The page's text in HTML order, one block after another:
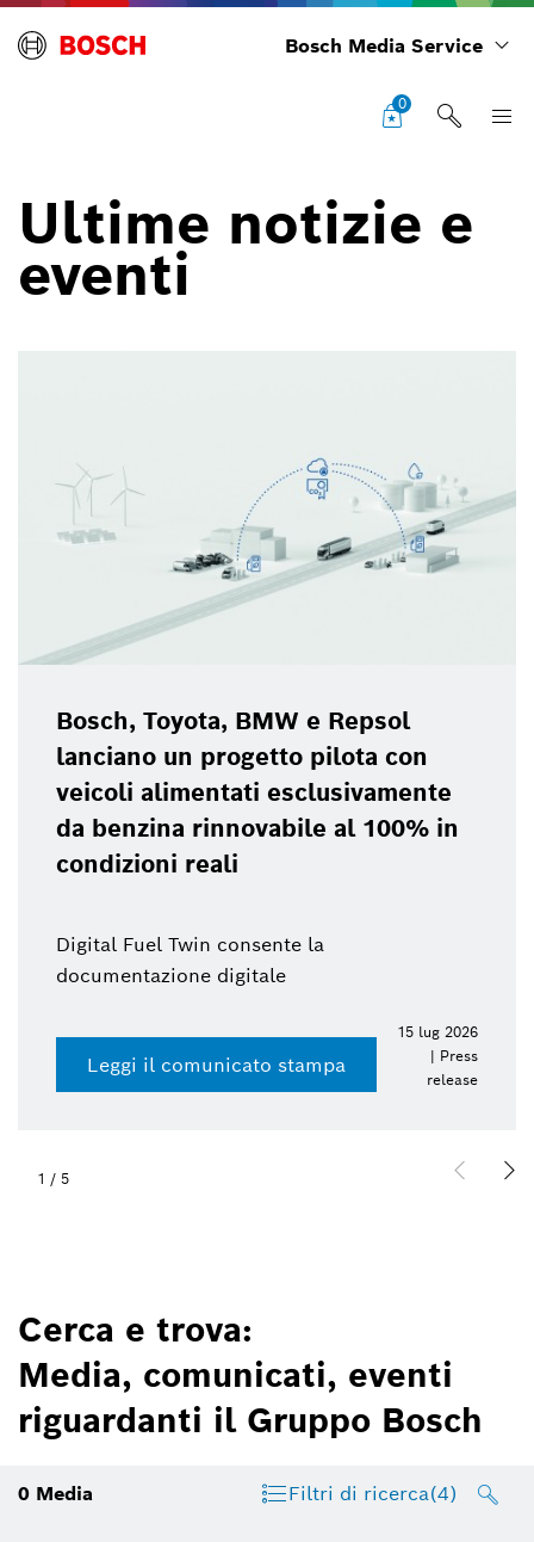
Bosch Media Service
0
Ultime notizie e
eventi
Bosch, Toyota, BMW e Repsol
lanciano un progetto pilota con
veicoli alimentati esclusivamente
da benzina rinnovabile al 100% in
condizioni reali
Digital Fuel Twin consente la
documentazione digitale
Leggi il comunicato stampa
15 lug 2026
| Press
release
1 / 5
Cerca e trova:
Media, comunicati, eventi
riguardanti il Gruppo Bosch
0 Media Filtri di ricerca(4)